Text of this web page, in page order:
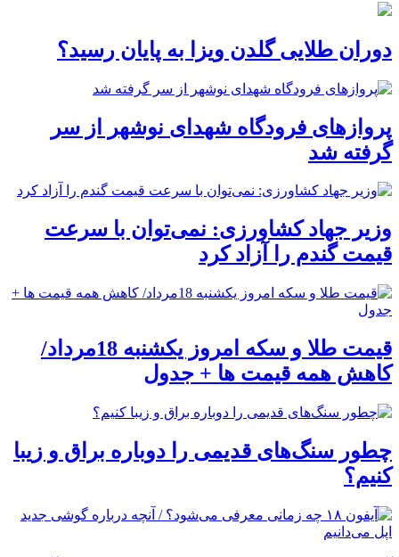
دوران طلایی گلدن ویزا به پایان رسید؟
پروازهای فرودگاه شهدای نوشهر از سر
گرفته شد
وزیر جهاد کشاورزی: نمی‌توان با سرعت
قیمت گندم را آزاد کرد
قیمت طلا و سکه امروز یکشنبه 18مرداد/
کاهش همه قیمت ها + جدول
چطور سنگ‌های قدیمی را دوباره براق و زیبا
کنیم؟